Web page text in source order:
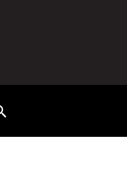
Search
for: